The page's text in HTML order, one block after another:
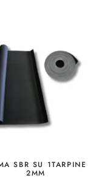
SBR SU 1TARPINE
2MM